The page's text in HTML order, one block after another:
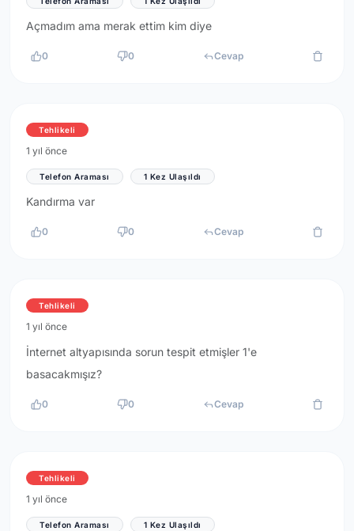
Açmadım ama merak ettim kim diye
0 0 Cevap
Tehlikeli
1 yıl önce
Telefon Araması 1 Kez Ulaşıldı
Kandırma var
0 0 Cevap
Tehlikeli
1 yıl önce
İnternet altyapısında sorun tespit etmişler 1'e
basacakmışız?
0 0 Cevap
Tehlikeli
1 yıl önce
Telefon Araması 1 Kez Ulaşıldı